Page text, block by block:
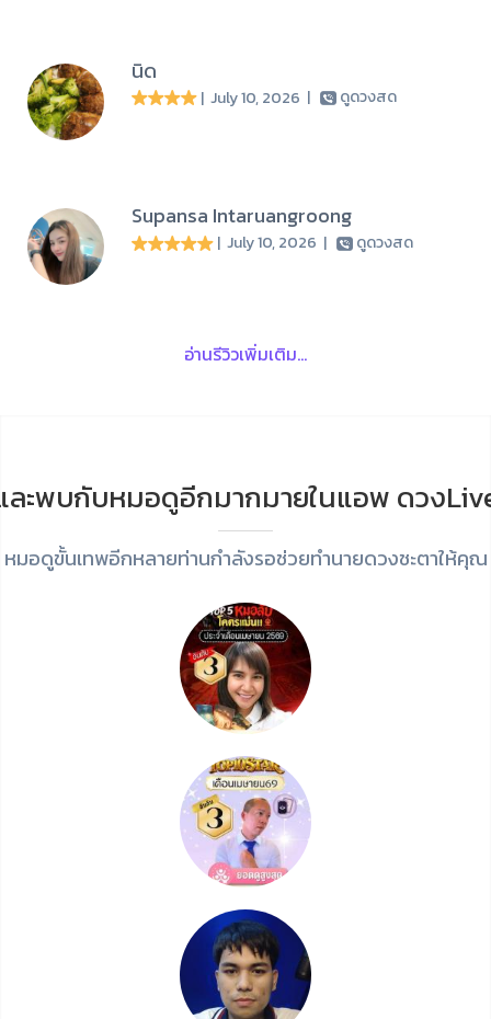
นิด
| July 10, 2026 | ดูดวงสด
Supansa Intaruangroong
| July 10, 2026 | ดูดวงสด
อ่านรีวิวเพิ่มเติม...
ละพบกับหมอดูอีกมากมายในแอพ ดวง
หมอดูขั้นเทพอีกหลายท่านกำลังรอช่วยทำนายดวงชะตาให้คุณ